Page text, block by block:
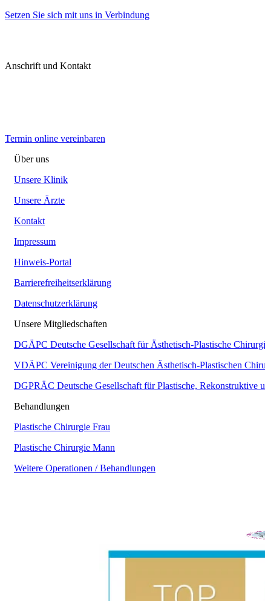
Setzen Sie sich mit uns in Verbindung
Anschrift und Kontakt
Termin online vereinbaren
Über uns
Unsere Klinik
Unsere Ärzte
Kontakt
Impressum
Hinweis-Portal
Barrierefreiheitserklärung
Datenschutzerklärung
Unsere Mitgliedschaften
DGÄPC Deutsche Gesellschaft für Ästhetisch-Plastische
VDÄPC Vereinigung der Deutschen Ästhetisch-Plastischen
DGPRÄC Deutsche Gesellschaft für Plastische, Rekonstruktive
Behandlungen
Plastische Chirurgie Frau
Plastische Chirurgie Mann
Weitere Operationen / Behandlungen